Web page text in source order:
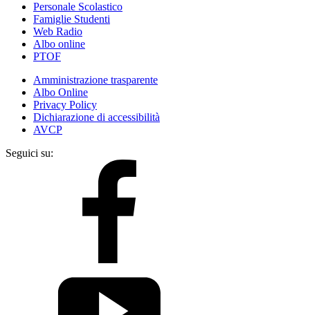
Personale Scolastico
Famiglie Studenti
Web Radio
Albo online
PTOF
Amministrazione trasparente
Albo Online
Privacy Policy
Dichiarazione di accessibilità
AVCP
Seguici su: